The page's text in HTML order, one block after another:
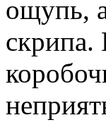
ощупь,
скрипа.